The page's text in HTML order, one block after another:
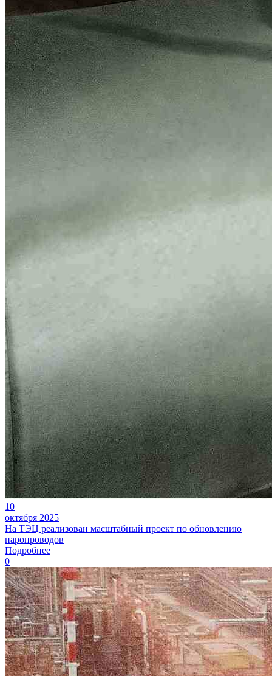
10
октября 2025
На ТЭЦ реализован масштабный проект по обновлению
паропроводов
Подробнее
0